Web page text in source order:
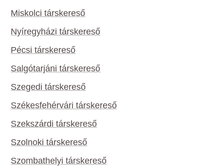
Miskolci társkereső
Nyíregyházi társkereső
Pécsi társkereső
Salgótarjáni társkereső
Szegedi társkereső
Székesfehérvári társkereső
Szekszárdi társkereső
Szolnoki társkereső
Szombathelyi társkereső